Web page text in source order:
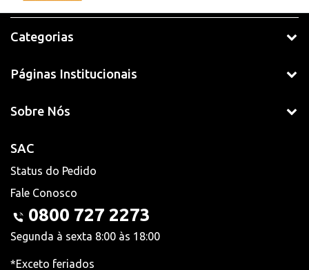
Categorias
Páginas Institucionais
Sobre Nós
SAC
Status do Pedido
Fale Conosco
0800 727 2273
Segunda à sexta 8:00 às 18:00
*Exceto feriados